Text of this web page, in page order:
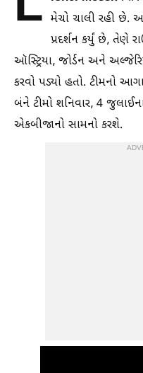
મેચો ચાલી રહી છે.
પ્રદર્શન કર્યું છે, તેણે
ઑસ્ટ્રિયા, જોર્ડન અને
કરવો પડ્યો હતો. ટીમનો
બંને ટીમો શનિવાર, 4
એકબીજાનો સામનો કરશે.